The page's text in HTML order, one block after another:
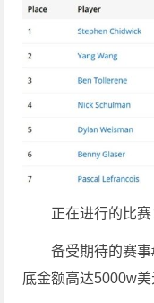
正在进行的比赛
备受期待的赛
底金额高达5000w美